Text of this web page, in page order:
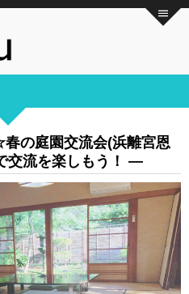
の庭園交流会(浜離宮恩
交流を楽しもう！ ―